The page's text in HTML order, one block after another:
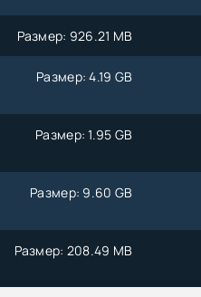
Размер: 926.21 MB
Размер: 4.19 GB
Размер: 1.95 GB
Размер: 9.60 GB
Размер: 208.49 MB